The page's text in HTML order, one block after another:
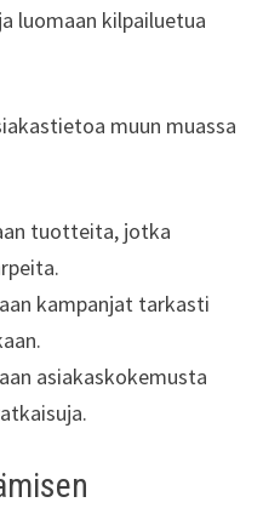
luomaan kilpailuetua
muun muassa
tuotteita, jotka
kampanjat tarkasti
asiakaskokemusta